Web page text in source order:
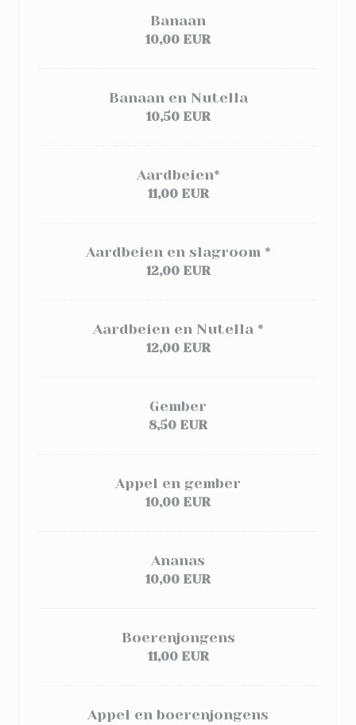
Banaan
10,00 EUR
Banaan en Nutella
10,50 EUR
Aardbeien*
11,00 EUR
Aardbeien en slagroom *
12,00 EUR
Aardbeien en Nutella *
12,00 EUR
Gember
8,50 EUR
Appel en gember
10,00 EUR
Ananas
10,00 EUR
Boerenjongens
11,00 EUR
Appel en boerenjongens